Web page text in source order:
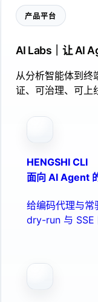
产品平台
AI Labs｜让 AI
从分析智能体到终
证、可治理、可上
HENGSHI CLI
面向 AI Agent
给编码代理与常
dry-run 与 SSE